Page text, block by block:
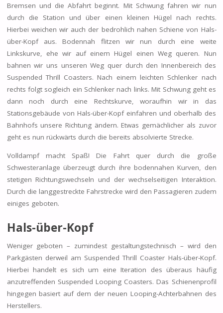
Bremsen und die Abfahrt beginnt. Mit Schwung fahren wir nun
durch die Station und über einen kleinen Hügel nach rechts.
Hierbei weichen wir auch der bedrohlich nahen Schiene von Hals-
über-Kopf aus. Bodennah flitzen wir nun durch eine weite
Linkskurve, ehe wir auf einem Hügel einen Weg queren. Nun
bahnen wir uns unseren Weg quer durch den Innenbereich des
Suspended Thrill Coasters. Nach einem leichten Schlenker nach
rechts folgt sogleich ein Schlenker nach links. Mit Schwung geht es
dann noch durch eine Rechtskurve, woraufhin wir in das
Stationsgebäude von Hals-über-Kopf einfahren und oberhalb des
Bahnhofs unsere Richtung ändern. Etwas gemächlicher als zuvor
geht es nun rückwärts durch die bereits absolvierte Strecke.
Volldampf macht Spaß! Die Fahrt quer durch die große
Schwesteranlage überzeugt durch ihre bodennahen Kurven, den
stetigen Richtungswechseln und der wechselseitigen Interaktion.
Durch die langgestreckte Fahrstrecke wird den Passagieren zudem
einiges geboten.
Hals-über-Kopf
Weniger geboten – zumindest gestaltungstechnisch – wird den
Parkgästen derweil am Suspended Thrill Coaster Hals-über-Kopf.
Hierbei handelt es sich um eine Iteration des überaus häufig
anzutreffenden Suspended Looping Coasters. Das Schienenprofil
hingegen basiert auf dem der neuen Looping-Achterbahnen des
Herstellers.